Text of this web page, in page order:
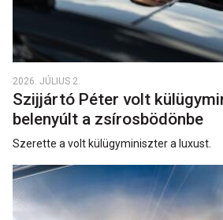
2026. JÚLIUS 2.
Szijjártó Péter volt
belenyúlt a zsírosbödönbe
Szerette a volt külügyminiszter a luxust.